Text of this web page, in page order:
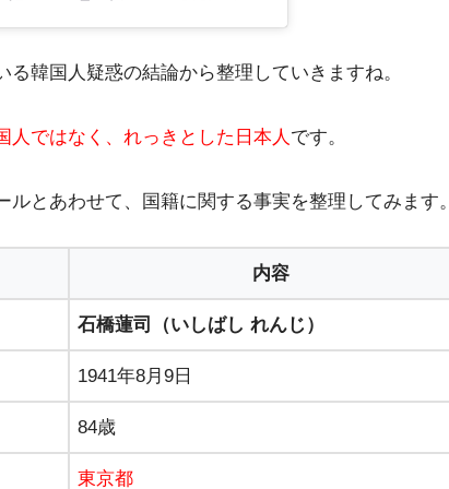
韓国人疑惑の結論から整理していきますね。
人ではなく、れっきとした日本人 です。
とあわせて、国籍に関する事実を整理してみます。
内容
石橋蓮司（いしばし れんじ）
1941年8月9日
84歳
東京都